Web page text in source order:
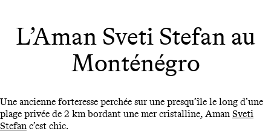
L’Aman Sveti Stefan au
Monténégro
Une ancienne forteresse perchée sur une presqu’île le long d’une
plage privée de 2 km bordant une mer cristalline, Aman Sveti
Stefan c’est chic.